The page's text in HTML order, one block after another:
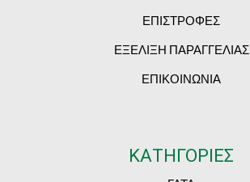
ΕΠΙΣΤΡΟΦΕΣ
ΕΞΕΛΙΞΗ ΠΑΡΑΓΓΕΛΙΑΣ
ΕΠΙΚΟΙΝΩΝΙΑ
ΚΑΤΗΓΟΡΙΕΣ